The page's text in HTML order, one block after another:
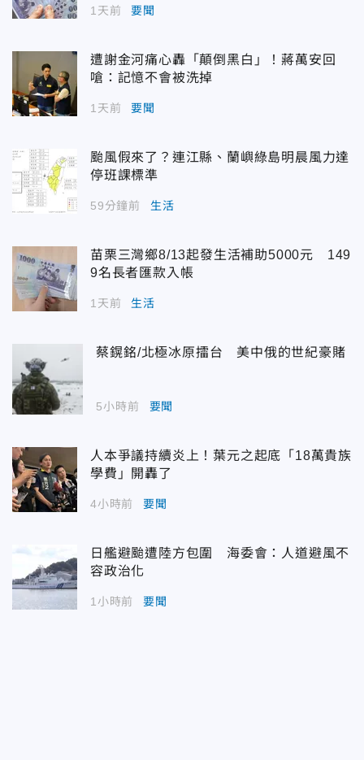
1天前 要聞
遭謝金河痛心轟「顛倒黑白」！蔣萬安回
嗆：記憶不會被洗掉
1天前 要聞
颱風假來了？連江縣、蘭嶼綠島明晨風力達
停班課標準
59分鐘前 生活
苗栗三灣鄉8/13起發生活補助5000元 149
9名長者匯款入帳
1天前 生活
蔡鎤銘/北極冰原擂台 美中俄的世紀豪賭
5小時前 要聞
人本爭議持續炎上！葉元之起底「18萬貴族
學費」開轟了
4小時前 要聞
日艦避颱遭陸方包圍 海委會：人道避風不
容政治化
1小時前 要聞